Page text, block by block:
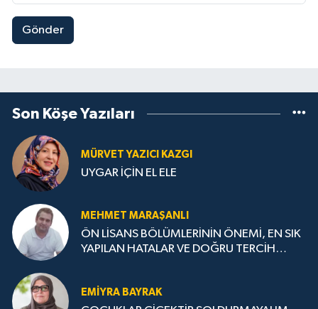
Gönder
Son Köşe Yazıları
MÜRVET YAZICI KAZGI
UYGAR İÇİN EL ELE
MEHMET MARAŞANLI
ÖN LİSANS BÖLÜMLERİNİN ÖNEMİ, EN SIK
YAPILAN HATALAR VE DOĞRU TERCİH
EMIYRA BAYRAK